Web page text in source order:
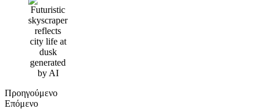
Προηγούμενο
Επόμενο